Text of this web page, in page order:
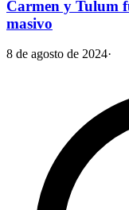
Carmen y Tulum
masivo
8 de agosto de 2024·